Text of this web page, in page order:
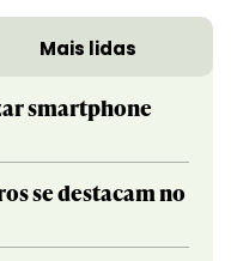
Mais lidas
smartphone
se destacam no